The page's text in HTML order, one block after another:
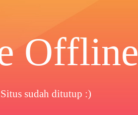
Offline
Situs sudah ditutup :)